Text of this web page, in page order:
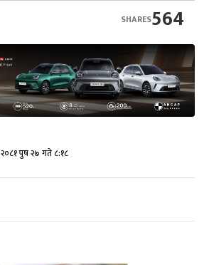
564
SHARES
२०८१ पुष २७ गते ८:१८